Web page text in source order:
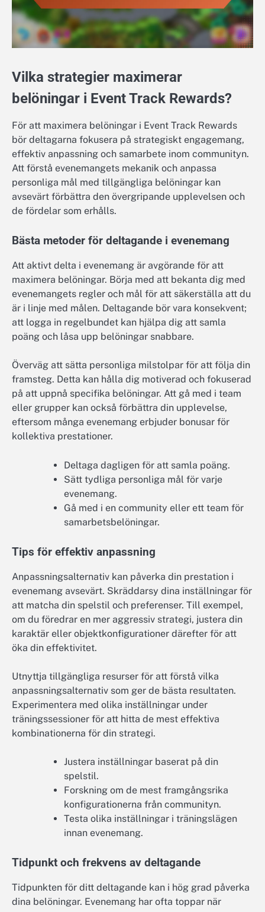
Vilka strategier maximerar
belöningar i Event Track Rewards?
För att maximera belöningar i Event Track Rewards
bör deltagarna fokusera på strategiskt engagemang,
effektiv anpassning och samarbete inom communityn.
Att förstå evenemangets mekanik och anpassa
personliga mål med tillgängliga belöningar kan
avsevärt förbättra den övergripande upplevelsen och
de fördelar som erhålls.
Bästa metoder för deltagande i evenemang
Att aktivt delta i evenemang är avgörande för att
maximera belöningar. Börja med att bekanta dig med
evenemangets regler och mål för att säkerställa att du
är i linje med målen. Deltagande bör vara konsekvent;
att logga in regelbundet kan hjälpa dig att samla
poäng och låsa upp belöningar snabbare.
Överväg att sätta personliga milstolpar för att följa din
framsteg. Detta kan hålla dig motiverad och fokuserad
på att uppnå specifika belöningar. Att gå med i team
eller grupper kan också förbättra din upplevelse,
eftersom många evenemang erbjuder bonusar för
kollektiva prestationer.
Deltaga dagligen för att samla poäng.
Sätt tydliga personliga mål för varje
evenemang.
Gå med i en community eller ett team för
samarbetsbelöningar.
Tips för effektiv anpassning
Anpassningsalternativ kan påverka din prestation i
evenemang avsevärt. Skräddarsy dina inställningar för
att matcha din spelstil och preferenser. Till exempel,
om du föredrar en mer aggressiv strategi, justera din
karaktär eller objektkonfigurationer därefter för att
öka din effektivitet.
Utnyttja tillgängliga resurser för att förstå vilka
anpassningsalternativ som ger de bästa resultaten.
Experimentera med olika inställningar under
träningssessioner för att hitta de mest effektiva
kombinationerna för din strategi.
Justera inställningar baserat på din
spelstil.
Forskning om de mest framgångsrika
konfigurationerna från communityn.
Testa olika inställningar i träningslägen
innan evenemang.
Tidpunkt och frekvens av deltagande
Tidpunkten för ditt deltagande kan i hög grad påverka
dina belöningar. Evenemang har ofta toppar när